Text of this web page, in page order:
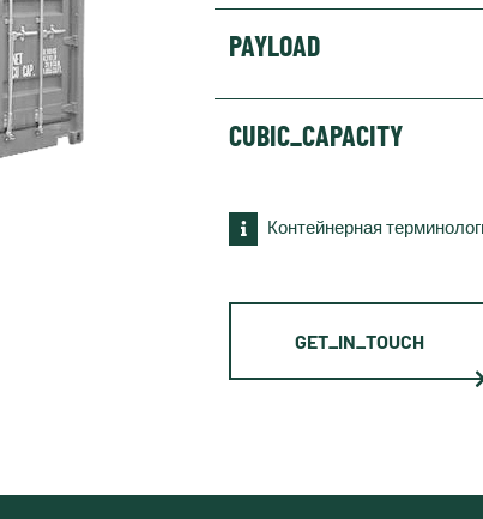
PAYLOAD
CUBIC_CAPACITY
Контейнерная
GET_IN_TOUCH